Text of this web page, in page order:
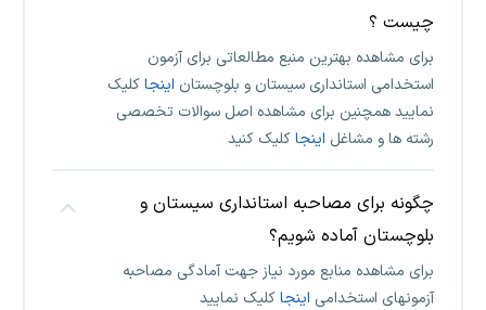
چیست ؟
برای مشاهده بهترین منبع مطالعاتی برای آزمون
استخدامی استانداری سیستان و بلوچستان اینجاکلیک
نمایید همچنین برای مشاهده اصل سوالات تخصصی
رشته ها و مشاغل اینجاکلیک کنید
چگونه برای مصاحبه استانداری سیستان و
بلوچستان آماده شویم؟
برای مشاهده منابع مورد نیاز جهت آمادگی مصاحبه
آزمونهای استخدامی اینجاکلیک نمایید